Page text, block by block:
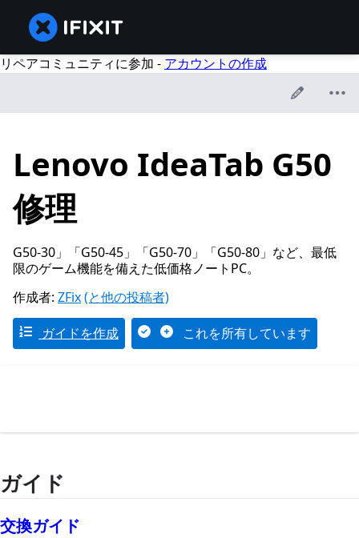
リペアコミュニティに参加 - アカウントの作成
Lenovo IdeaTab G50
修理
G50-30」「G50-45」「G50-70」「G50-80」など、最低
限のゲーム機能を備えた低価格ノートPC。
作成者: ZFix(と他の投稿者)
ガイドを作成 これを所有しています
ガイド
交換ガイド